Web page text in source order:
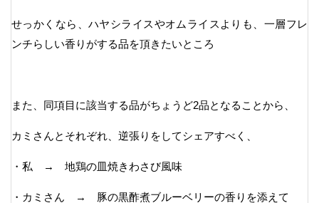
せっかくなら、ハヤシライスやオムライスよりも、一層フレ
ンチらしい香りがする品を頂きたいところ
また、同項目に該当する品がちょうど2品となることから、
カミさんとそれぞれ、逆張りをしてシェアすべく、
・私 → 地鶏の皿焼きわさび風味
・カミさん → 豚の黒酢煮ブルーベリーの香りを添えて